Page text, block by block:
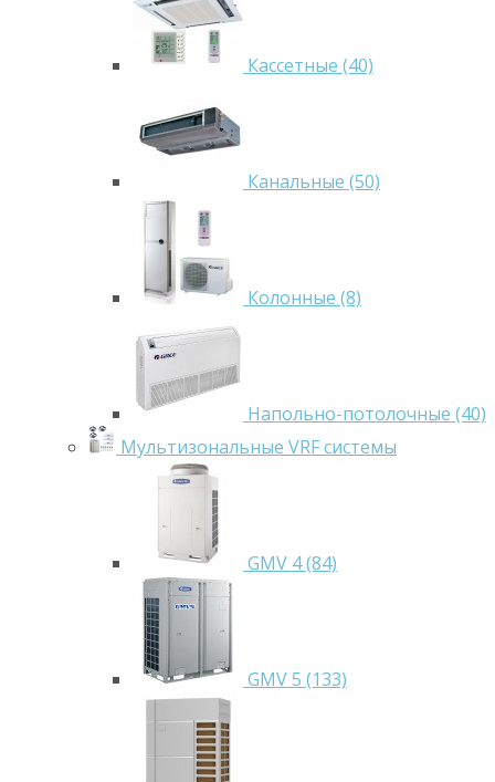
Кассетные (40)
Канальные (50)
Колонные (8)
Напольно-потолочные (40)
Мультизональные VRF системы
GMV 4 (84)
GMV 5 (133)